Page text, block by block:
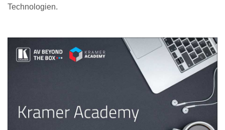
Technologien.